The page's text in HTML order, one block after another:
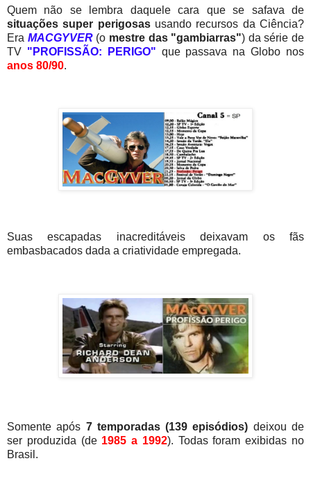
Quem não se lembra daquele cara que se safava de
situações super perigosasusando recursos da Ciência?
Era MACGYVER(o mestre das "gambiarras") da série de
TV "PROFISSÃO: PERIGO" que passava na Globo nos
anos 80/90.
Suas escapadas inacreditáveis deixavam os fãs
embasbacados dada a criatividade empregada.
Somente após 7 temporadas (139 episódios) deixou de
ser produzida (de 1985 a 1992). Todas foram exibidas no
Brasil.